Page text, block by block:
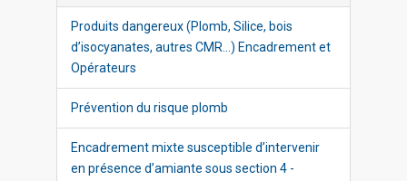
Produits dangereux (Plomb, Silice, bois
d’isocyanates, autres CMR…) Encadrement et
Opérateurs
Prévention du risque plomb
Encadrement mixte susceptible d’intervenir
en présence d’amiante sous section 4 -